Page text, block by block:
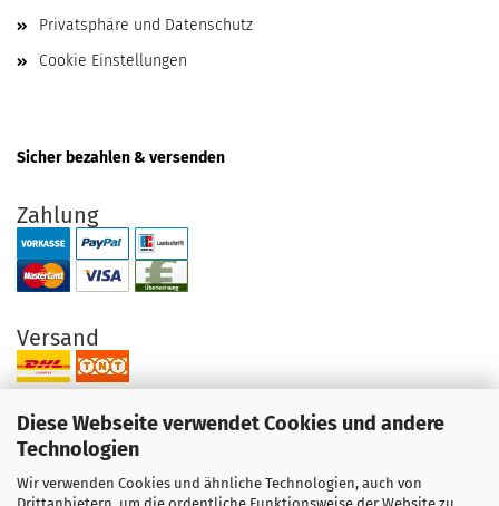
Diese Webseite verwendet Cookies und andere
Technologien
Wir verwenden Cookies und ähnliche Technologien, auch von
Drittanbietern, um die ordentliche Funktionsweise der Website zu
Privatsphäre und Datenschutz
Cookie Einstellungen
Sicher bezahlen & versenden
Zahlung
Versand
Ihre Vorteile bei uns